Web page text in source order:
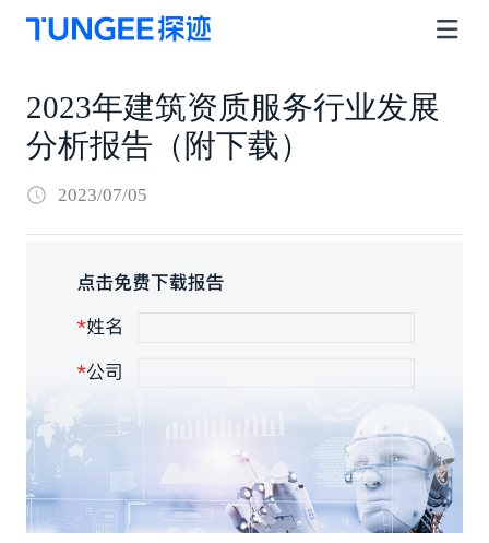
2023年建筑资质服务行业发展
分析报告（附下载）
2023/07/05